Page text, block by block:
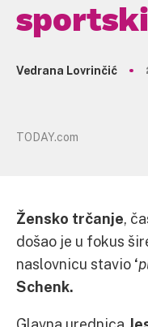
Vedrana Lovrinčić
TODAY.com
Žensko trčanje,
došao je u fokus
naslovnicu stavio ‘
Schenk.